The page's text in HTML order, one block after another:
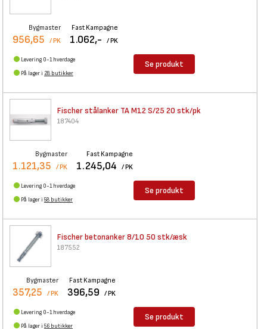
Bygmaster
956,65 / PK
Fast Kampagne
1.062,- / PK
Levering 0-1 hverdage
På lager i 28 butikker
Se produkt
Fischer stålanker TA M12 S/25 20 stk/pk
187404
Bygmaster
1.121,35 / PK
Fast Kampagne
1.245,04 / PK
Levering 0-1 hverdage
På lager i 58 butikker
Se produkt
Fischer betonanker 8/10 50 stk/æsk
187552
Bygmaster
357,25 / PK
Fast Kampagne
396,59 / PK
Levering 0-1 hverdage
På lager i 56 butikker
Se produkt